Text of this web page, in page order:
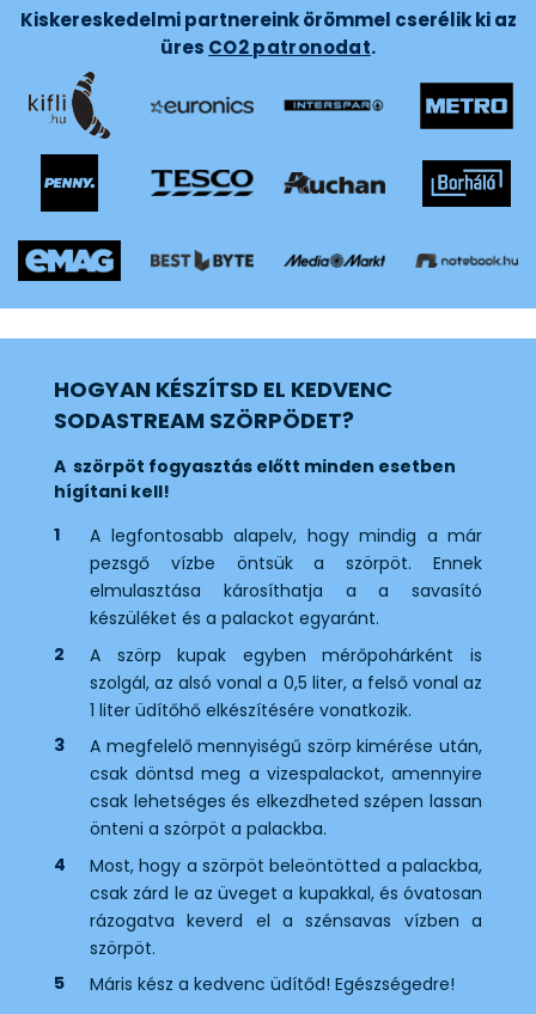
Kiskereskedelmi partnereink örömmel cserélik ki az
üres CO2 patronodat.
HOGYAN KÉSZÍTSD EL KEDVENC
SODASTREAM SZÖRPÖDET?
A szörpöt fogyasztás előtt minden esetben
hígítani kell!
A legfontosabb alapelv, hogy mindig a már
pezsgő vízbe öntsük a szörpöt. Ennek
elmulasztása károsíthatja a a savasító
készüléket és a palackot egyaránt.
A szörp kupak egyben mérőpohárként is
szolgál, az alsó vonal a 0,5 liter, a felső vonal az
1 liter üdítőhő elkészítésére vonatkozik.
A megfelelő mennyiségű szörp kimérése után,
csak döntsd meg a vizespalackot, amennyire
csak lehetséges és elkezdheted szépen lassan
önteni a szörpöt a palackba.
Most, hogy a szörpöt beleöntötted a palackba,
csak zárd le az üveget a kupakkal, és óvatosan
rázogatva keverd el a szénsavas vízben a
szörpöt.
Máris kész a kedvenc üdítőd! Egészségedre!